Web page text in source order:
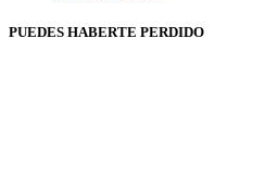
PUEDES HABERTE PERDIDO